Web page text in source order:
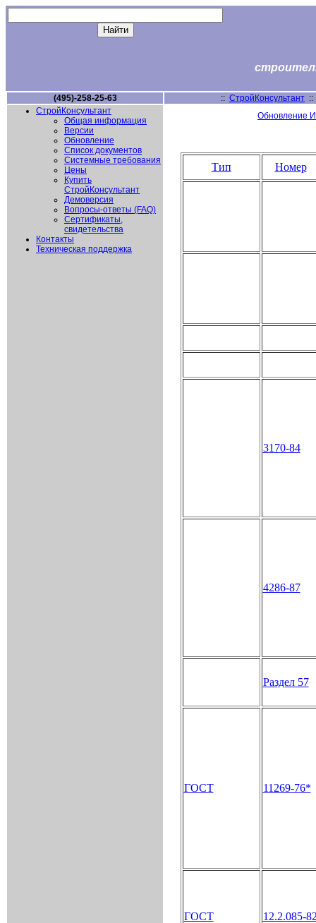
(495)-258-25-63 :: СтройКонсультант
СтройКонсультант
Общая информация
Версии
Обновление
Список документов
Системные требования
Цены
Купить
СтройКонсультант
Демоверсия
Вопросы-ответы (FAQ)
Сертификаты,
свидетельства
Контакты
Техническая поддержка
Обновление
Тип Номер
3170-84
4286-87
Раздел 57
ГОСТ 11269-76*
ГОСТ 12.2.085-